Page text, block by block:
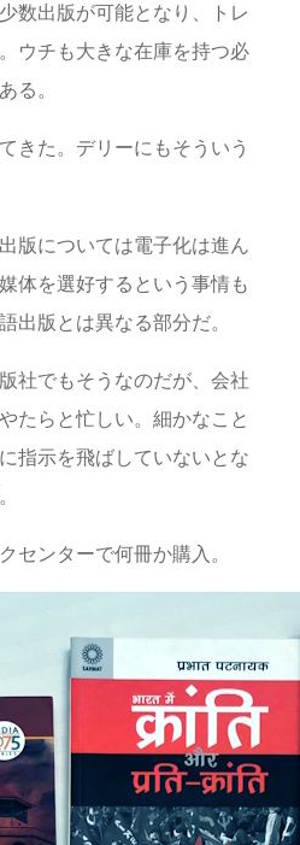
数出版が可能となり、トレ
ウチも大きな在庫を持つ必
る。
きた。デリーにもそういう
版については電子化は進ん
体を選好するという事情も
出版とは異なる部分だ。
社でもそうなのだが、会社
たらと忙しい。細かなこと
指示を飛ばしていないとな
センターで何冊か購入。